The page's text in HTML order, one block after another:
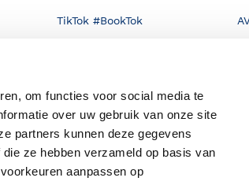
om functies voor social media te
over uw gebruik van onze site
partners kunnen deze gegevens
ze hebben verzameld op basis van
aanpassen op
TikTok #BookTok